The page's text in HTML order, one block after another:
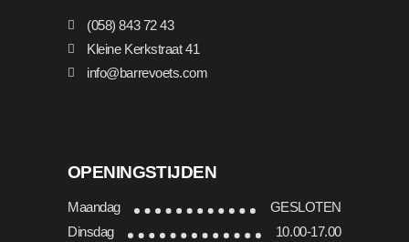
(058) 843 72 43
Kleine Kerkstraat 41
info@barrevoets.com
OPENINGSTIJDEN
Maandag
GESLOTEN
Dinsdag
10.00-17.00